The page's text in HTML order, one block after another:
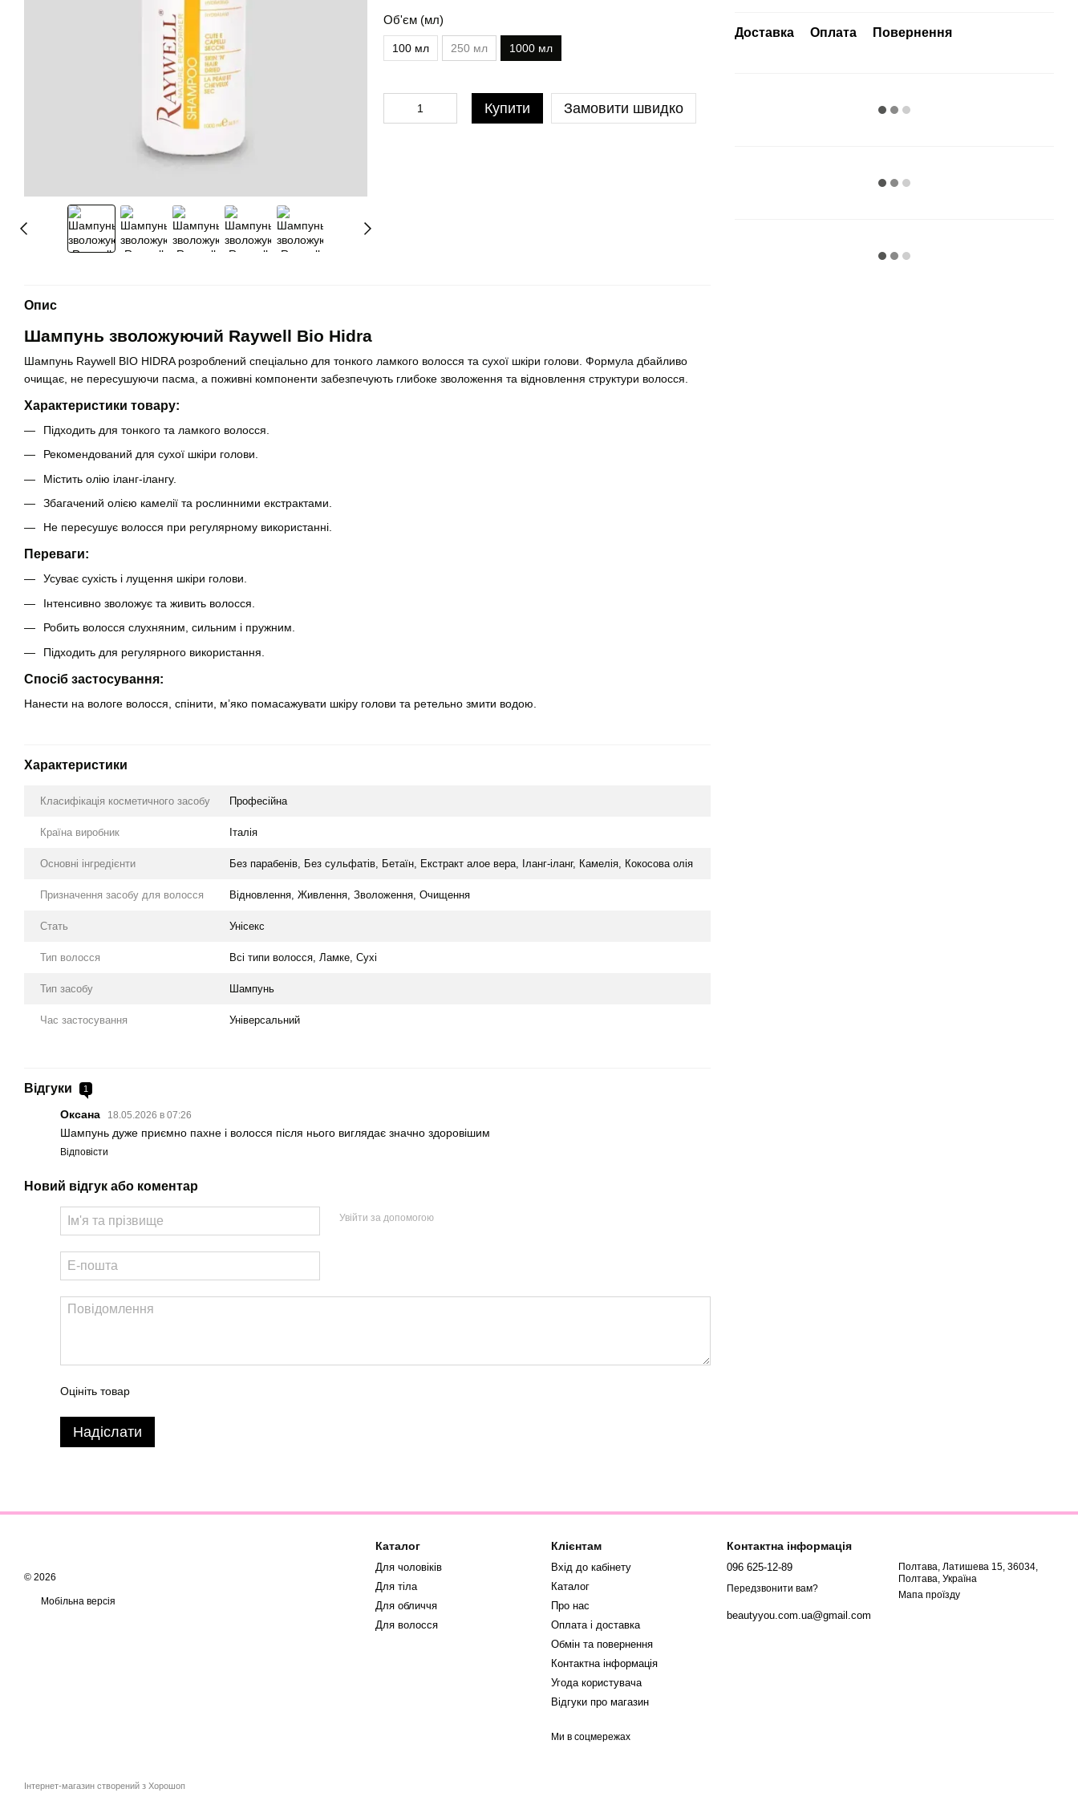
Об'єм (мл)
100 мл 250 мл 1000 мл
Купити Замовити швидко
Доставка Оплата Повернення
Опис
Шампунь зволожуючий Raywell Bio Hidra
Шампунь Raywell BIO HIDRA розроблений спеціально для тонкого ламкого волосся та сухої шкіри голови. Формула дбайливо
очищає, не пересушуючи пасма, а поживні компоненти забезпечують глибоке зволоження та відновлення структури волосся.
Характеристики товару:
Підходить для тонкого та ламкого волосся.
Рекомендований для сухої шкіри голови.
Містить олію іланг-ілангу.
Збагачений олією камелії та рослинними екстрактами.
Не пересушує волосся при регулярному використанні.
Переваги:
Усуває сухість і лущення шкіри голови.
Інтенсивно зволожує та живить волосся.
Робить волосся слухняним, сильним і пружним.
Підходить для регулярного використання.
Спосіб застосування:
Нанести на вологе волосся, спінити, м’яко помасажувати шкіру голови та ретельно змити водою.
Характеристики
Класифікація косметичного засобу Професійна
Країна виробник Італія
Основні інгредієнти Без парабенів, Без сульфатів, Бетаїн, Екстракт алое вера, Іланг-іланг, Камелія, Кокосова олія
Призначення засобу для волосся Відновлення, Живлення, Зволоження, Очищення
Стать Унісекс
Тип волосся Всі типи волосся, Ламке, Сухі
Тип засобу Шампунь
Час застосування Універсальний
Відгуки 1
Оксана 18.05.2026 в 07:26
Шампунь дуже приємно пахне і волосся після нього виглядає значно здоровішим
Відповісти
Новий відгук або коментар
Увійти за допомогою
Оцініть товар
Надіслати
© 2026
Мобільна версія
Інтернет-магазин створений з Хорошоп
Каталог
Для чоловіків
Для тіла
Для обличчя
Для волосся
Клієнтам
Вхід до кабінету
Каталог
Про нас
Оплата і доставка
Обмін та повернення
Контактна інформація
Угода користувача
Відгуки про магазин
Ми в соцмережах
Контактна інформація
096 625-12-89
Передзвонити вам?
beautyyou.com.ua@gmail.com
Полтава, Латишева 15, 36034,
Полтава, Україна
Мапа проїзду